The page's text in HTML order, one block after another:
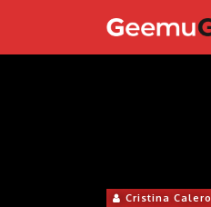
Cristina Calero